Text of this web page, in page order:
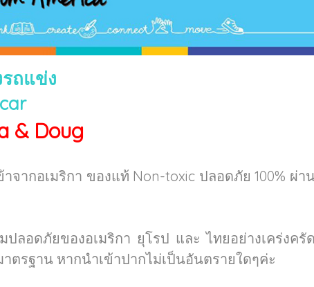
ถแข่ง
& Doug
ากอเมริกา ของแท้ Non-toxic ปลอดภัย 100% ผ่า
อดภัยของอเมริกา ยุโรป และ ไทยอย่างเคร่งครั
รฐาน หากนำเข้าปากไม่เป็นอันตรายใดๆค่ะ